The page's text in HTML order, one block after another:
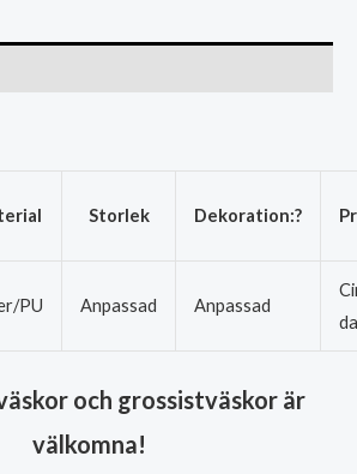
Storlek Dekoration:?
PU Anpassad Anpassad
och grossistväskor är
välkomna!